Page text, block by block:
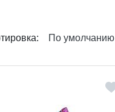
По умолчанию